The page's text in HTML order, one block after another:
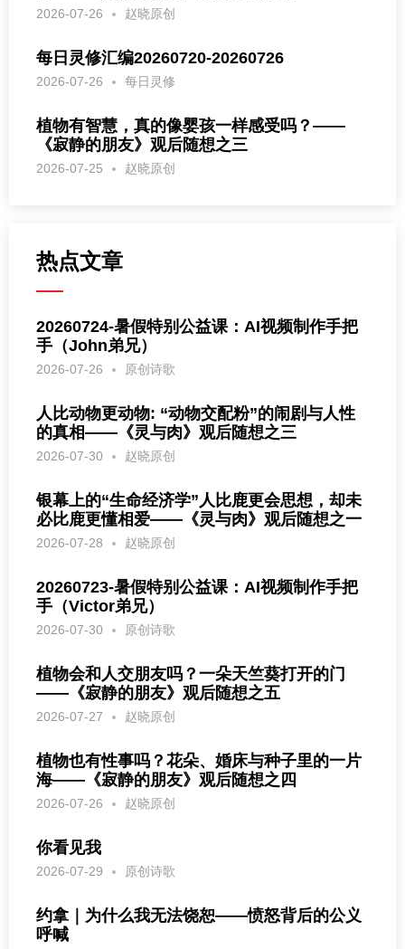
2026-07-26 赵晓原创
每日灵修汇编20260720-20260726
2026-07-26 每日灵修
植物有智慧，真的像婴孩一样感受吗？——
《寂静的朋友》观后随想之三
2026-07-25 赵晓原创
热点文章
20260724-暑假特别公益课：AI视频制作手把
手（John弟兄）
2026-07-26 原创诗歌
人比动物更动物: “动物交配粉”的闹剧与人性
的真相——《灵与肉》观后随想之三
2026-07-30 赵晓原创
银幕上的“生命经济学”人比鹿更会思想，却未
必比鹿更懂相爱——《灵与肉》观后随想之一
2026-07-28 赵晓原创
20260723-暑假特别公益课：AI视频制作手把
手（Victor弟兄）
2026-07-30 原创诗歌
植物会和人交朋友吗？一朵天竺葵打开的门
——《寂静的朋友》观后随想之五
2026-07-27 赵晓原创
植物也有性事吗？花朵、婚床与种子里的一片
海——《寂静的朋友》观后随想之四
2026-07-26 赵晓原创
你看见我
2026-07-29 原创诗歌
约拿｜为什么我无法饶恕——愤怒背后的公义
呼喊